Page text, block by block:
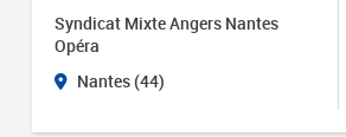
Syndicat Mixte Angers Nantes
Opéra
Nantes (44)